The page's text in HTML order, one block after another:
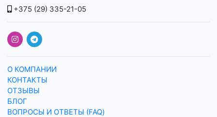
+375 (29) 335-21-05
О КОМПАНИИ
КОНТАКТЫ
ОТЗЫВЫ
БЛОГ
ВОПРОСЫ И ОТВЕТЫ (FAQ)